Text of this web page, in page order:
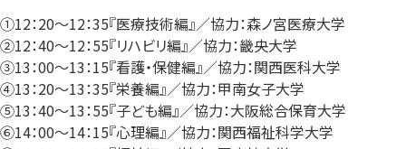
①12：20～12：35『医療技術編』／協力：森ノ宮医療大学
②12：40～12：55『リハビリ編』／協力：畿央大学
③13：00～13：15『看護・保健編』／協力：関西医科大学
④13：20～13：35『栄養編』／協力：甲南女子大学
⑤13：40～13：55『子ども編』／協力：大阪総合保育大学
⑥14：00～14：15『心理編』／協力：関西福祉科学大学